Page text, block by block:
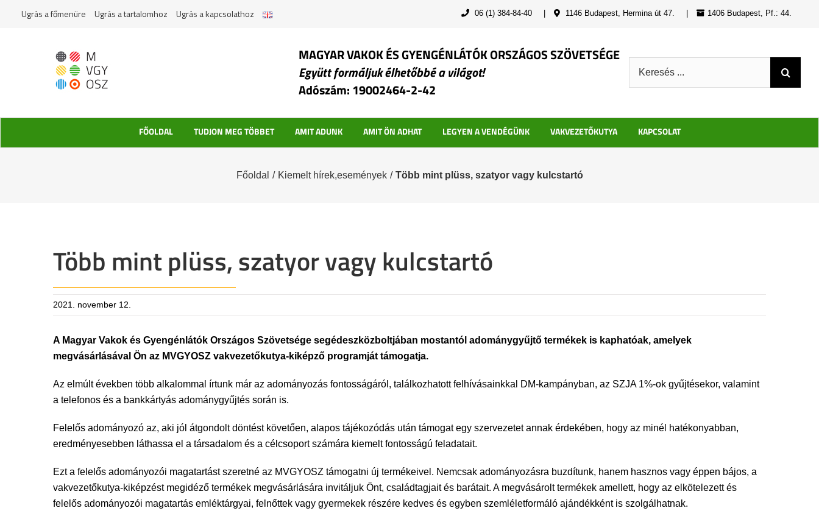
Ugrás a főmenüre Ugrás a tartalomhoz Ugrás a kapcsolathoz 06 (1) 384-84-40 1146 Budapest, Hermina út 47. 1406 Budapest, Pf.: 44.
MAGYAR VAKOK ÉS GYENGÉNLÁTÓK ORSZÁGOS SZÖVETSÉGE
Együtt formáljuk élhetőbbé a világot!
Adószám: 19002464-2-42
FŐOLDAL TUDJON MEG TÖBBET AMIT ADUNK AMIT ÖN ADHAT LEGYEN A VENDÉGÜNK VAKVEZETŐKUTYA KAPCSOLAT
Főoldal / Kiemelt hírek,események / Több mint plüss, szatyor vagy kulcstartó
Több mint plüss, szatyor vagy kulcstartó
2021. november 12.
A Magyar Vakok és Gyengénlátók Országos Szövetsége segédeszközboltjában mostantól adománygyűjtő termékek is kaphatóak, amelyek
megvásárlásával Ön az MVGYOSZ vakvezetőkutya-kiképző programját támogatja.
Az elmúlt években több alkalommal írtunk már az adományozás fontosságáról, találkozhatott felhívásainkkal DM-kampányban, az SZJA 1%-ok gyűjtésekor, valamint
a telefonos és a bankkártyás adománygyűjtés során is.
Felelős adományozó az, aki jól átgondolt döntést követően, alapos tájékozódás után támogat egy szervezetet annak érdekében, hogy az minél hatékonyabban,
eredményesebben láthassa el a társadalom és a célcsoport számára kiemelt fontosságú feladatait.
Ezt a felelős adományozói magatartást szeretné az MVGYOSZ támogatni új termékeivel. Nemcsak adományozásra buzdítunk, hanem hasznos vagy éppen bájos, a
vakvezetőkutya-kiképzést megidéző termékek megvásárlására invitáljuk Önt, családtagjait és barátait. A megvásárolt termékek amellett, hogy az elkötelezett és
felelős adományozói magatartás emléktárgyai, felnőttek vagy gyermekek részére kedves és egyben szemléletformáló ajándékként is szolgálhatnak.